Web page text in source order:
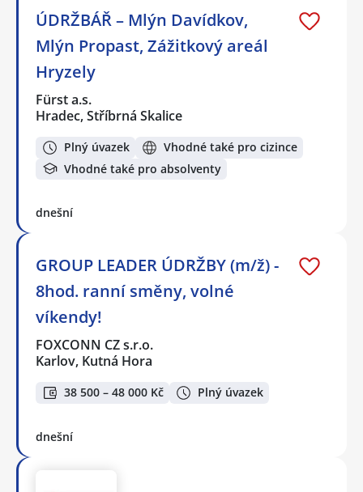
ÚDRŽBÁŘ – Mlýn Davídkov,
Mlýn Propast, Zážitkový areál
Hryzely
Fürst a.s.
Hradec, Stříbrná Skalice
Plný úvazek
Vhodné také pro cizince
Vhodné také pro absolventy
dnešní
GROUP LEADER ÚDRŽBY (m/ž) -
8hod. ranní směny, volné
víkendy!
FOXCONN CZ s.r.o.
Karlov, Kutná Hora
38 500 – 48 000 Kč Plný úvazek
dnešní